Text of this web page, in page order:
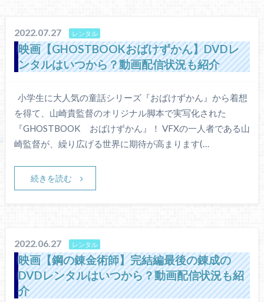
2022.07.27 レンタル
映画【GHOSTBOOKおばけずかん】DVDレ
ンタルはいつから？動画配信状況も紹介
小学生に大人気の童話シリーズ『おばけずかん』から着想
を得て、山崎貴監督のオリジナル脚本で実写化された
『GHOSTBOOK おばけずかん』！ VFXの一人者である山
崎監督が、繰り広げる世界に期待が高まります(…
続きを読む
2022.06.27 レンタル
映画【鋼の錬金術師】完結編最後の錬成の
DVDレンタルはいつから？動画配信状況も紹
介